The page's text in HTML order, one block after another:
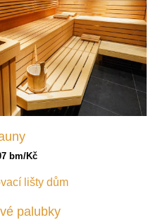
bm/Kč
palubky